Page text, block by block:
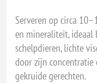
Serveren op circa
en mineraliteit, ideaal
schelpdieren, lichte
door zijn
gekruide gerechten.